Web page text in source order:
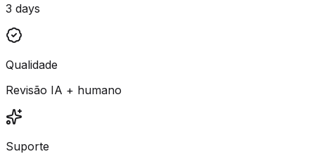
3 days
Qualidade
Revisão IA + humano
Suporte